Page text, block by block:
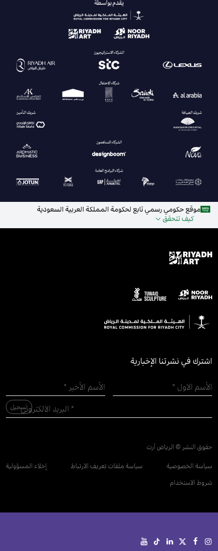
موقع حكومي رسمي تابع لحكومة المملكة العربية السعودية
كيف تتحقق
اشترك في نشرتنا الإخبارية
حقوق النشر © الرياض آرت
سياسة الخصوصية سياسة ملفات تعريف الارتباط
إخلاء المسؤولية
شروط الاستخدام